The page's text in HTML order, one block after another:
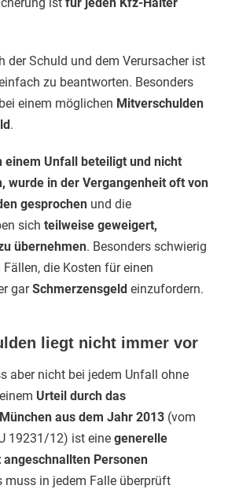
der Schuld und dem Verursacher ist
zu beantworten. Besonders
einem möglichen Mitverschulden
.
einem Unfall beteiligt und nicht
wurde in der Vergangenheit oft von
gesprochen und die
sich teilweise geweigert,
übernehmen. Besonders schwierig
die Kosten für einen
garSchmerzensgeld einzufordern.
liegt nicht immer vor
aber nicht bei jedem Unfall ohne
Urteil durch das
aus dem Jahr 2013 (vom
19231/12) ist eine generelle
Personen
muss in jedem Falle überprüft